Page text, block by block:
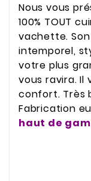
Nous vous
100% TOUT
vachette.
intemporel,
votre plus
vous ravira. Il
confort. Très
Fabrication
haut de